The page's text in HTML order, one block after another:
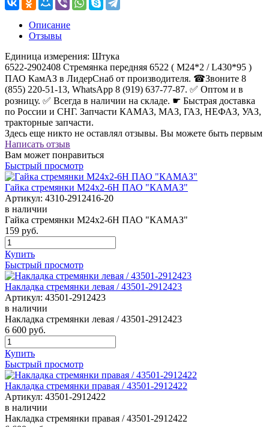
Описание
Отзывы
Единица измерения: Штука
6522-2902408 Стремянка передняя 6522 ( М24*2 / L430*95 )
ПАО КамАЗ в ЛидерСнаб от производителя. ☎Звоните 8
(855) 220-51-13, WhatsApp 8 (919) 637-77-87. ✅ Оптом и в
розницу. ✅ Всегда в наличии на складе. ☛ Быстрая доставка
по России и СНГ. Запчасти КАМАЗ, МАЗ, ГАЗ, НЕФАЗ, УАЗ,
тракторные запчасти.
Здесь еще никто не оставлял отзывы. Вы можете быть первым
Написать отзыв
Вам может понравиться
Быстрый просмотр
Гайка стремянки М24х2-6Н ПАО "КАМАЗ"
Артикул: 4310-2912416-20
в наличии
Гайка стремянки М24х2-6Н ПАО "КАМАЗ"
159 руб.
Купить
Быстрый просмотр
Накладка стремянки левая / 43501-2912423
Артикул: 43501-2912423
в наличии
Накладка стремянки левая / 43501-2912423
6 600 руб.
Купить
Быстрый просмотр
Накладка стремянки правая / 43501-2912422
Артикул: 43501-2912422
в наличии
Накладка стремянки правая / 43501-2912422